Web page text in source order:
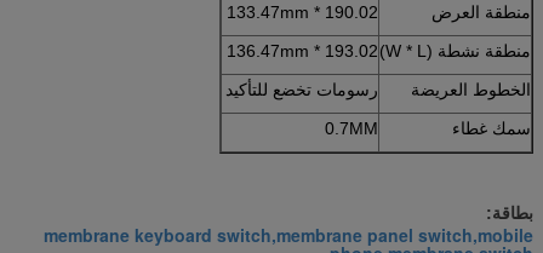
منطقة العرض
190.02 * 133.47mm
منطقة نشطة (W * L)
193.02 * 136.47mm
الخطوط العريضة
رسومات تخضع للتأكيد
سمك غطاء
0.7MM
بطاقة:
membrane keyboard switch,membrane panel switch,mobile